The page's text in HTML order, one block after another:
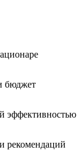
бюджет
эффективностью
рекомендаций